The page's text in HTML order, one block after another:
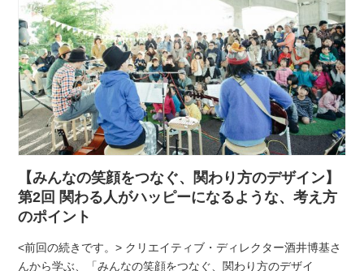
【みんなの笑顔をつなぐ、関わり方のデザイン】
第2回 関わる人がハッピーになるような、考え方
のポイント
<前回の続きです。> クリエイティブ・ディレクター酒井博基さ
んから学ぶ、「みんなの笑顔をつなぐ、関わり方のデザイ